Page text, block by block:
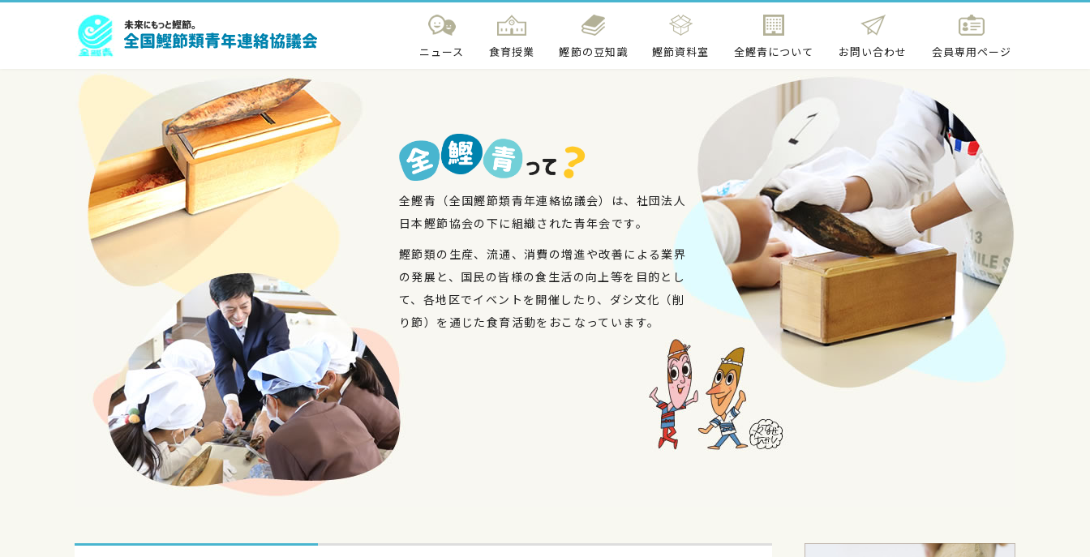
ニュース 食育授業 鰹節の豆知識 鰹節資料室 全鰹青について お問い合わせ 会員専用ページ
全鰹青（全国鰹節類青年連絡協議会）は、社団法人
日本鰹節協会の下に組織された青年会です。
鰹節類の生産、流通、消費の増進や改善による業界
の発展と、国民の皆様の食生活の向上等を目的とし
て、各地区でイベントを開催したり、ダシ文化（削
り節）を通じた食育活動をおこなっています。